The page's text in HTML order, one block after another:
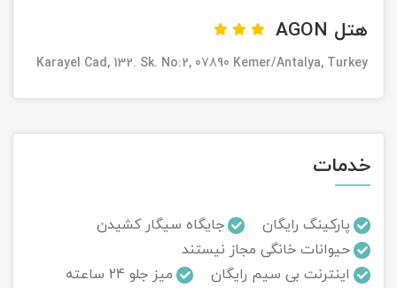
هتل AGON
Karayel Cad, 132. Sk. No:2, 07890 Kemer/Antalya, Turkey
خدمات
پارکینگ رایگان
جایگاه سیگار کشیدن
حیوانات خانگی مجاز نیستند
اینترنت بی سیم رایگان
میز جلو 24 ساعته
تور کویر مصر
تور ماسوله
تور مرداب سراوان
تور گلستان
تور زیارتی اقساطی